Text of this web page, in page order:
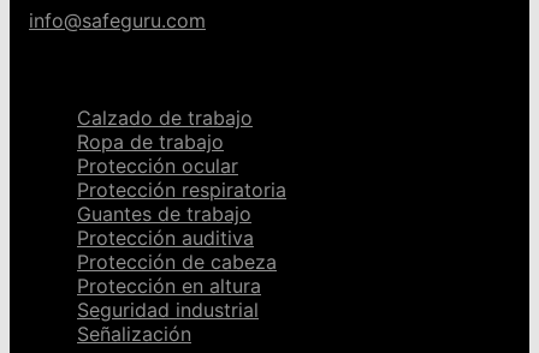
info@safeguru.com
Calzado de trabajo
Ropa de trabajo
Protección ocular
Protección respiratoria
Guantes de trabajo
Protección auditiva
Protección de cabeza
Protección en altura
Seguridad industrial
Señalización